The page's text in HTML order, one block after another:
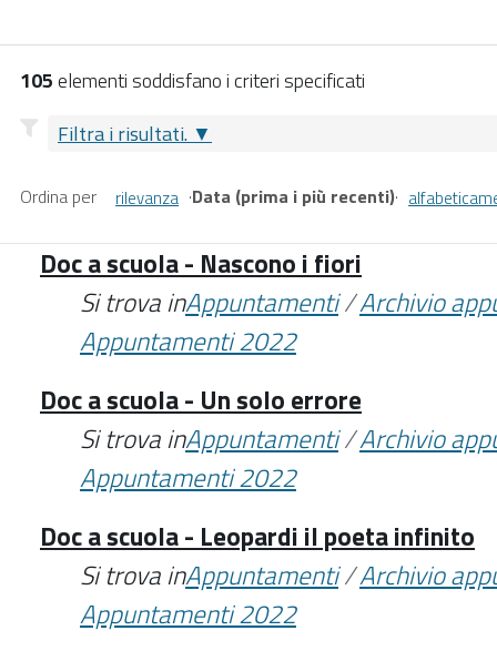
105elementi soddisfano i criteri specificati
Filtra i risultati.
Ordina per rilevanza ·Data (prima i più recenti)·
Doc a scuola - Nascono i fiori
Si trova inAppuntamenti/Archivio
Appuntamenti 2022
Doc a scuola - Un solo errore
Si trova inAppuntamenti/Archivio
Appuntamenti 2022
Doc a scuola - Leopardi il poeta infinito
Si trova inAppuntamenti/Archivio
Appuntamenti 2022